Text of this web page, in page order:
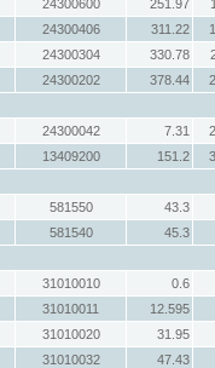
24300600 251.97
24300406 311.22
24300304 330.78
24300202 378.44
24300042 7.31
13409200 151.2
581550
43.3
581540
45.3
31010010
0.6
31010011
12.595
31010020
31.95
31010032
47.43